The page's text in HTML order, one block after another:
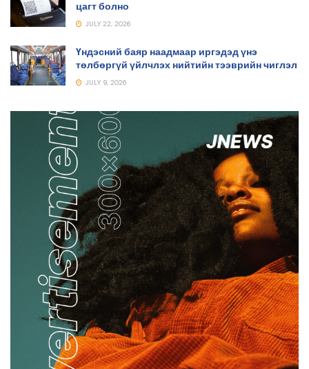
цагт болно
JULY 22, 2026
Үндэсний баяр наадмаар иргэдэд үнэ
төлбөргүй үйлчлэх нийтийн тээврийн чиглэл
JULY 9, 2026